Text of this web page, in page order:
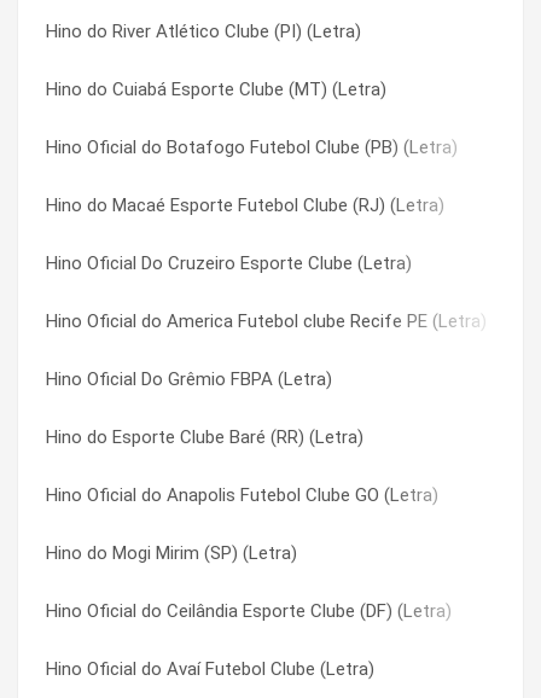
Hino do River Atlético Clube (PI) (Letra)
Hino do Cuiabá Esporte Clube (MT) (Letra)
Hino Oficial do Botafogo Futebol Clube (PB) (Letra)
Hino do Macaé Esporte Futebol Clube (RJ) (Letra)
Hino Oficial Do Cruzeiro Esporte Clube (Letra)
Hino Oficial do America Futebol clube Recife PE (Letra)
Hino Oficial Do Grêmio FBPA (Letra)
Hino do Esporte Clube Baré (RR) (Letra)
Hino Oficial do Anapolis Futebol Clube GO (Letra)
Hino do Mogi Mirim (SP) (Letra)
Hino Oficial do Ceilândia Esporte Clube (DF) (Letra)
Hino Oficial do Avaí Futebol Clube (Letra)
Hino Oficial do Botafogo Futebol Clube (PB) (Letra)
Hino do Cuiabá Esporte Clube (MT) (Letra)
Hino do Asa (AL) (Letra)
Hino do Salgueiro Atlético Clube (PE) (Letra)
Hino Oficial do Moto Club De São Luís (Letra)
Hino Oficial do Sampaio Corrêa Futebol Clube (MA) (Letra)
Hino Oficial do Confiança (SE) (Letra)
Hino Oficial do Clube do Remo (Letra)
Hino do Botafogo (Ribeirão Preto-SP) (Letra)
Hino Oficial do Centro Sportivo Alagoano (CSA) (AL) (Letra)
Hino do Fortaleza (Letra)
Hino do Náutico (Letra)
Hino Oficial do Boa Esporte Clube (MG) (Letra)
Hino Oficial do Botafogo Futebol Clube (PB) (Letra)
Hino Oficial do Bragantino (Letra)
Hino Oficial do Campinense (Letra)
Hino Oficial do Ceará Sporting Club (Letra)
Hino Oficial do Ceilândia Esporte Clube (DF) (Letra)
Hino Oficial do Centro Sportivo Alagoano (CSA) (AL) (Letra)
Hino Oficial do Club de Regatas Vasco da Gama (Letra)
Hino Oficial do Club Sportivo Sergipe (Letra)
Hino Oficial Do Clube Atlético Mineiro (Letra)
Hino Oficial Do Clube Atlético Paranaense (Letra)
Hino Oficial do Clube do Remo (Letra)